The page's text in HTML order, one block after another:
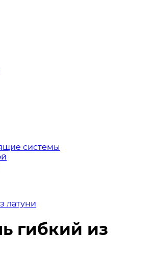
системы
латуни
гибкий из